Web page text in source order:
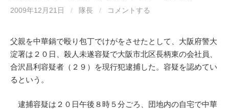
2009年12月21日 / 隊長 / コメントする
父親を中華鍋で殴り包丁でけがをさせたとして、大阪府警大
淀署は２０日、殺人未遂容疑で大阪市北区長柄東の会社員、
合沢昌利容疑者（２９）を現行犯逮捕した。容疑を認めてい
るという。
逮捕容疑は２０日午後８時５分ごろ、団地内の自宅で中華